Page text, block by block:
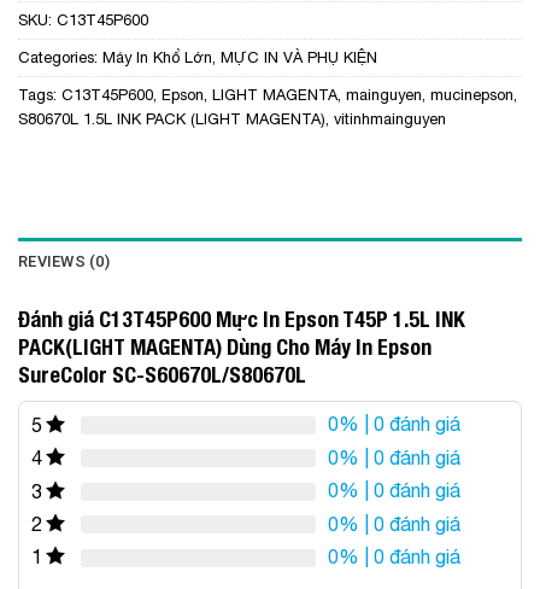
SKU: C13T45P600
Categories: Máy In Khổ Lớn MỰC IN VÀ PHỤ KIỆN
Tags: C13T45P600 Epson LIGHT MAGENTA mainguyen mucinepson
S80670L 1.5L INK PACK (LIGHT MAGENTA) vitinhmainguyen
REVIEWS (0)
Đánh giá C13T45P600 Mực In Epson T45P 1.5L INK
PACK(LIGHT MAGENTA) Dùng Cho Máy In Epson
SureColor SC-S60670L/S80670L
5 0% | 0 đánh giá
4
0% | 0 đánh giá
3
0% | 0 đánh giá
2
0% | 0 đánh giá
1
0% | 0 đánh giá